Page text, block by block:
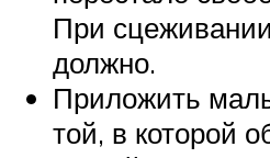
При
должно.
Приложить
той, в которой